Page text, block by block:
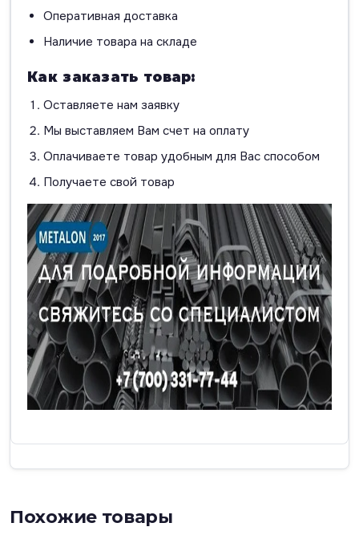
Оперативная доставка
Наличие товара на складе
Как заказать товар:
Оставляете нам заявку
Мы выставляем Вам счет на оплату
Оплачиваете товар удобным для Вас способом
Получаете свой товар
Похожие товары